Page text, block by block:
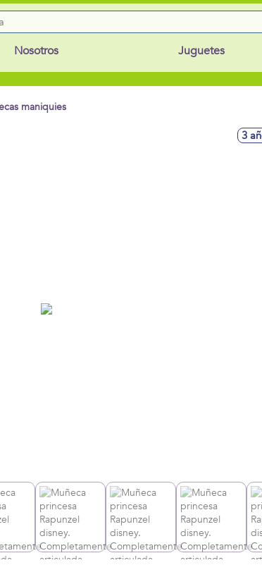
Nosotros Juguetes
maniquies
3